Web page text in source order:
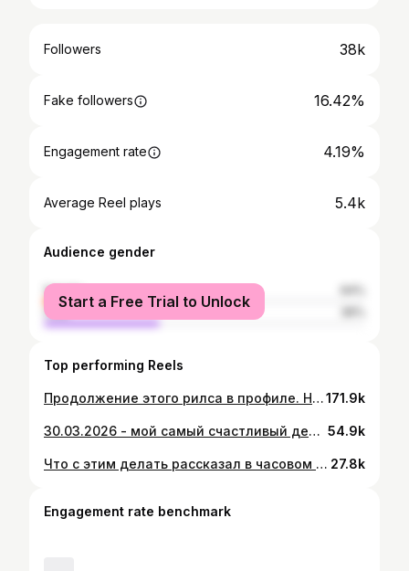
Followers 38k
Fake followers 16.42%
Engagement rate 4.19%
Average Reel plays 5.4k
Audience gender
female
male
Start a Free Trial to Unlock
Top performing Reels
Продолжение этого рилса в профиле. Название видео: КТО ЛУЧШЕ - МУЖЧИНЫ ИЛИ ЖЕНЩИНЫ?171.9k
30.03.2026 - мой самый счастливый день в жизни. Привет, мой сын Лео (Бобров Леонид Иванович). Я тебя очень ждал 54.9k
Что с этим делать рассказал в часовом воркшопе ФОРМУЛА ЗДОРОВЫХ ОТНОШЕНИЙ. Ссылка в профиле 👆🏽 27.8k
Engagement rate benchmark